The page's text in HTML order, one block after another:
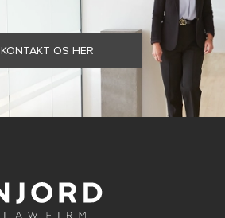
KONTAKT OS HER